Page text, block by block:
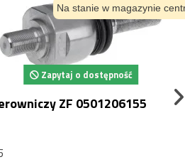
Na stanie w magazynie centralnym
o dostępność
ZF 0501206155